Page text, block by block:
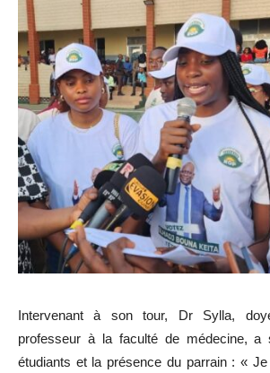
Intervenant à son tour, Dr Sylla,
professeur à la faculté de médecine, a
étudiants et la présence du parrain : « Je